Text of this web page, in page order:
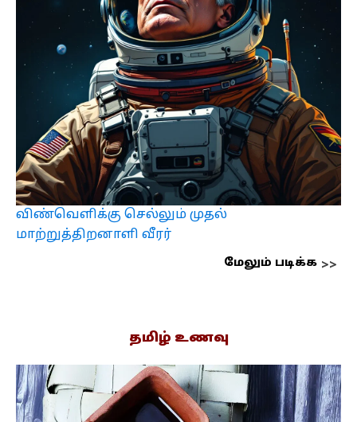
விண்வெளிக்கு செல்லும் முதல்
மாற்றுத்திறனாளி வீரர்
மேலும் படிக்க
தமிழ் உணவு